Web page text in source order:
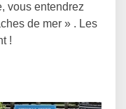
vous entendrez
de mer » . Les
!